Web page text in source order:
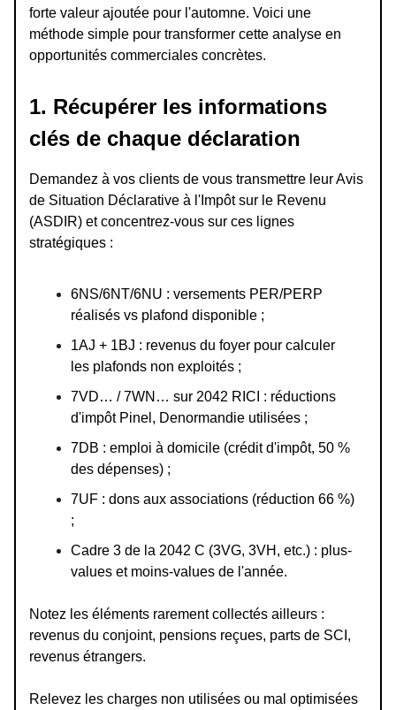
forte valeur ajoutée pour l'automne. Voici une
méthode simple pour transformer cette analyse en
opportunités commerciales concrètes.
1. Récupérer les informations
clés de chaque déclaration
Demandez à vos clients de vous transmettre leur Avis
de Situation Déclarative à l'Impôt sur le Revenu
(ASDIR) et concentrez-vous sur ces lignes
stratégiques :
6NS/6NT/6NU : versements PER/PERP
réalisés vs plafond disponible ;
1AJ + 1BJ : revenus du foyer pour calculer
les plafonds non exploités ;
7VD… / 7WN… sur 2042 RICI : réductions
d'impôt Pinel, Denormandie utilisées ;
7DB : emploi à domicile (crédit d'impôt, 50 %
des dépenses) ;
7UF : dons aux associations (réduction 66 %)
;
Cadre 3 de la 2042 C (3VG, 3VH, etc.) : plus-
values et moins-values de l'année.
Notez les éléments rarement collectés ailleurs :
revenus du conjoint, pensions reçues, parts de SCI,
revenus étrangers.
Relevez les charges non utilisées ou mal optimisées